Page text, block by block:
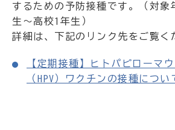
するための予防接種です。（対象
生～高校1年生）
詳細は、下記のリンク先をご覧く
【定期接種】ヒトパピローマ
（HPV）ワクチンの接種につい